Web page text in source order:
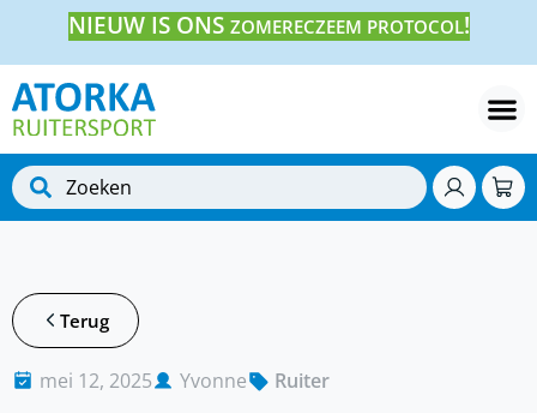
NIEUW IS ONS ZOMERECZEEM PROTOCOL!
Terug
mei 12, 2025 Yvonne Ruiter